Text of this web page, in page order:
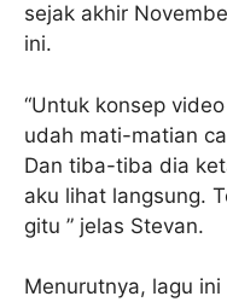
sejak akhir
ini.
“Untuk konsep
udah mati-matian
Dan tiba-tiba dia
aku lihat langsung.
gitu ” jelas Stevan.
Menurutnya, lagu